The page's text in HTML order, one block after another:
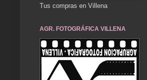
Tus compras en Villena
AGR. FOTOGRÁFICA VILLENA